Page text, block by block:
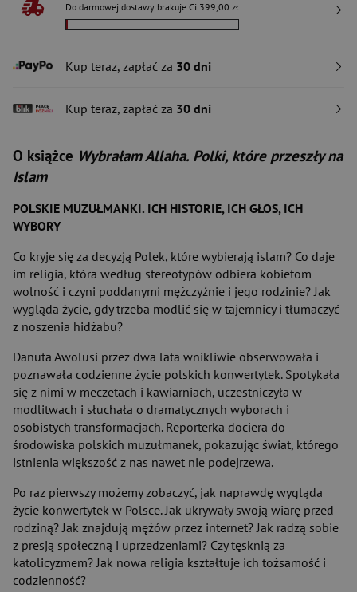
Do darmowej dostawy brakuje Ci 399,00 zł
Kup teraz, zapłać za 30 dni
Kup teraz, zapłać za 30 dni
O książce Wybrałam Allaha. Polki, które przeszły na
Islam
POLSKIE MUZUŁMANKI. ICH HISTORIE, ICH GŁOS, ICH
WYBORY
Co kryje się za decyzją Polek, które wybierają islam? Co daje
im religia, która według stereotypów odbiera kobietom
wolność i czyni poddanymi mężczyźnie i jego rodzinie? Jak
wygląda życie, gdy trzeba modlić się w tajemnicy i tłumaczyć
z noszenia hidżabu?
Danuta Awolusi przez dwa lata wnikliwie obserwowała i
poznawała codzienne życie polskich konwertytek. Spotykała
się z nimi w meczetach i kawiarniach, uczestniczyła w
modlitwach i słuchała o dramatycznych wyborach i
osobistych transformacjach. Reporterka dociera do
środowiska polskich muzułmanek, pokazując świat, którego
istnienia większość z nas nawet nie podejrzewa.
Po raz pierwszy możemy zobaczyć, jak naprawdę wygląda
życie konwertytek w Polsce. Jak ukrywały swoją wiarę przed
rodziną? Jak znajdują mężów przez internet? Jak radzą sobie
z presją społeczną i uprzedzeniami? Czy tęsknią za
katolicyzmem? Jak nowa religia kształtuje ich tożsamość i
codzienność?